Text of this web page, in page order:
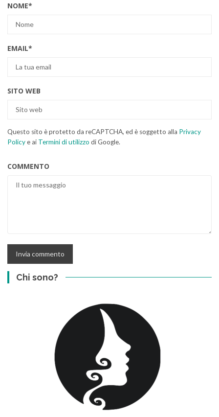
NOME*
EMAIL*
SITO WEB
Questo sito è protetto da reCAPTCHA, ed è soggetto alla Privacy
Policye ai Termini di utilizzo di Google.
COMMENTO
Chi sono?